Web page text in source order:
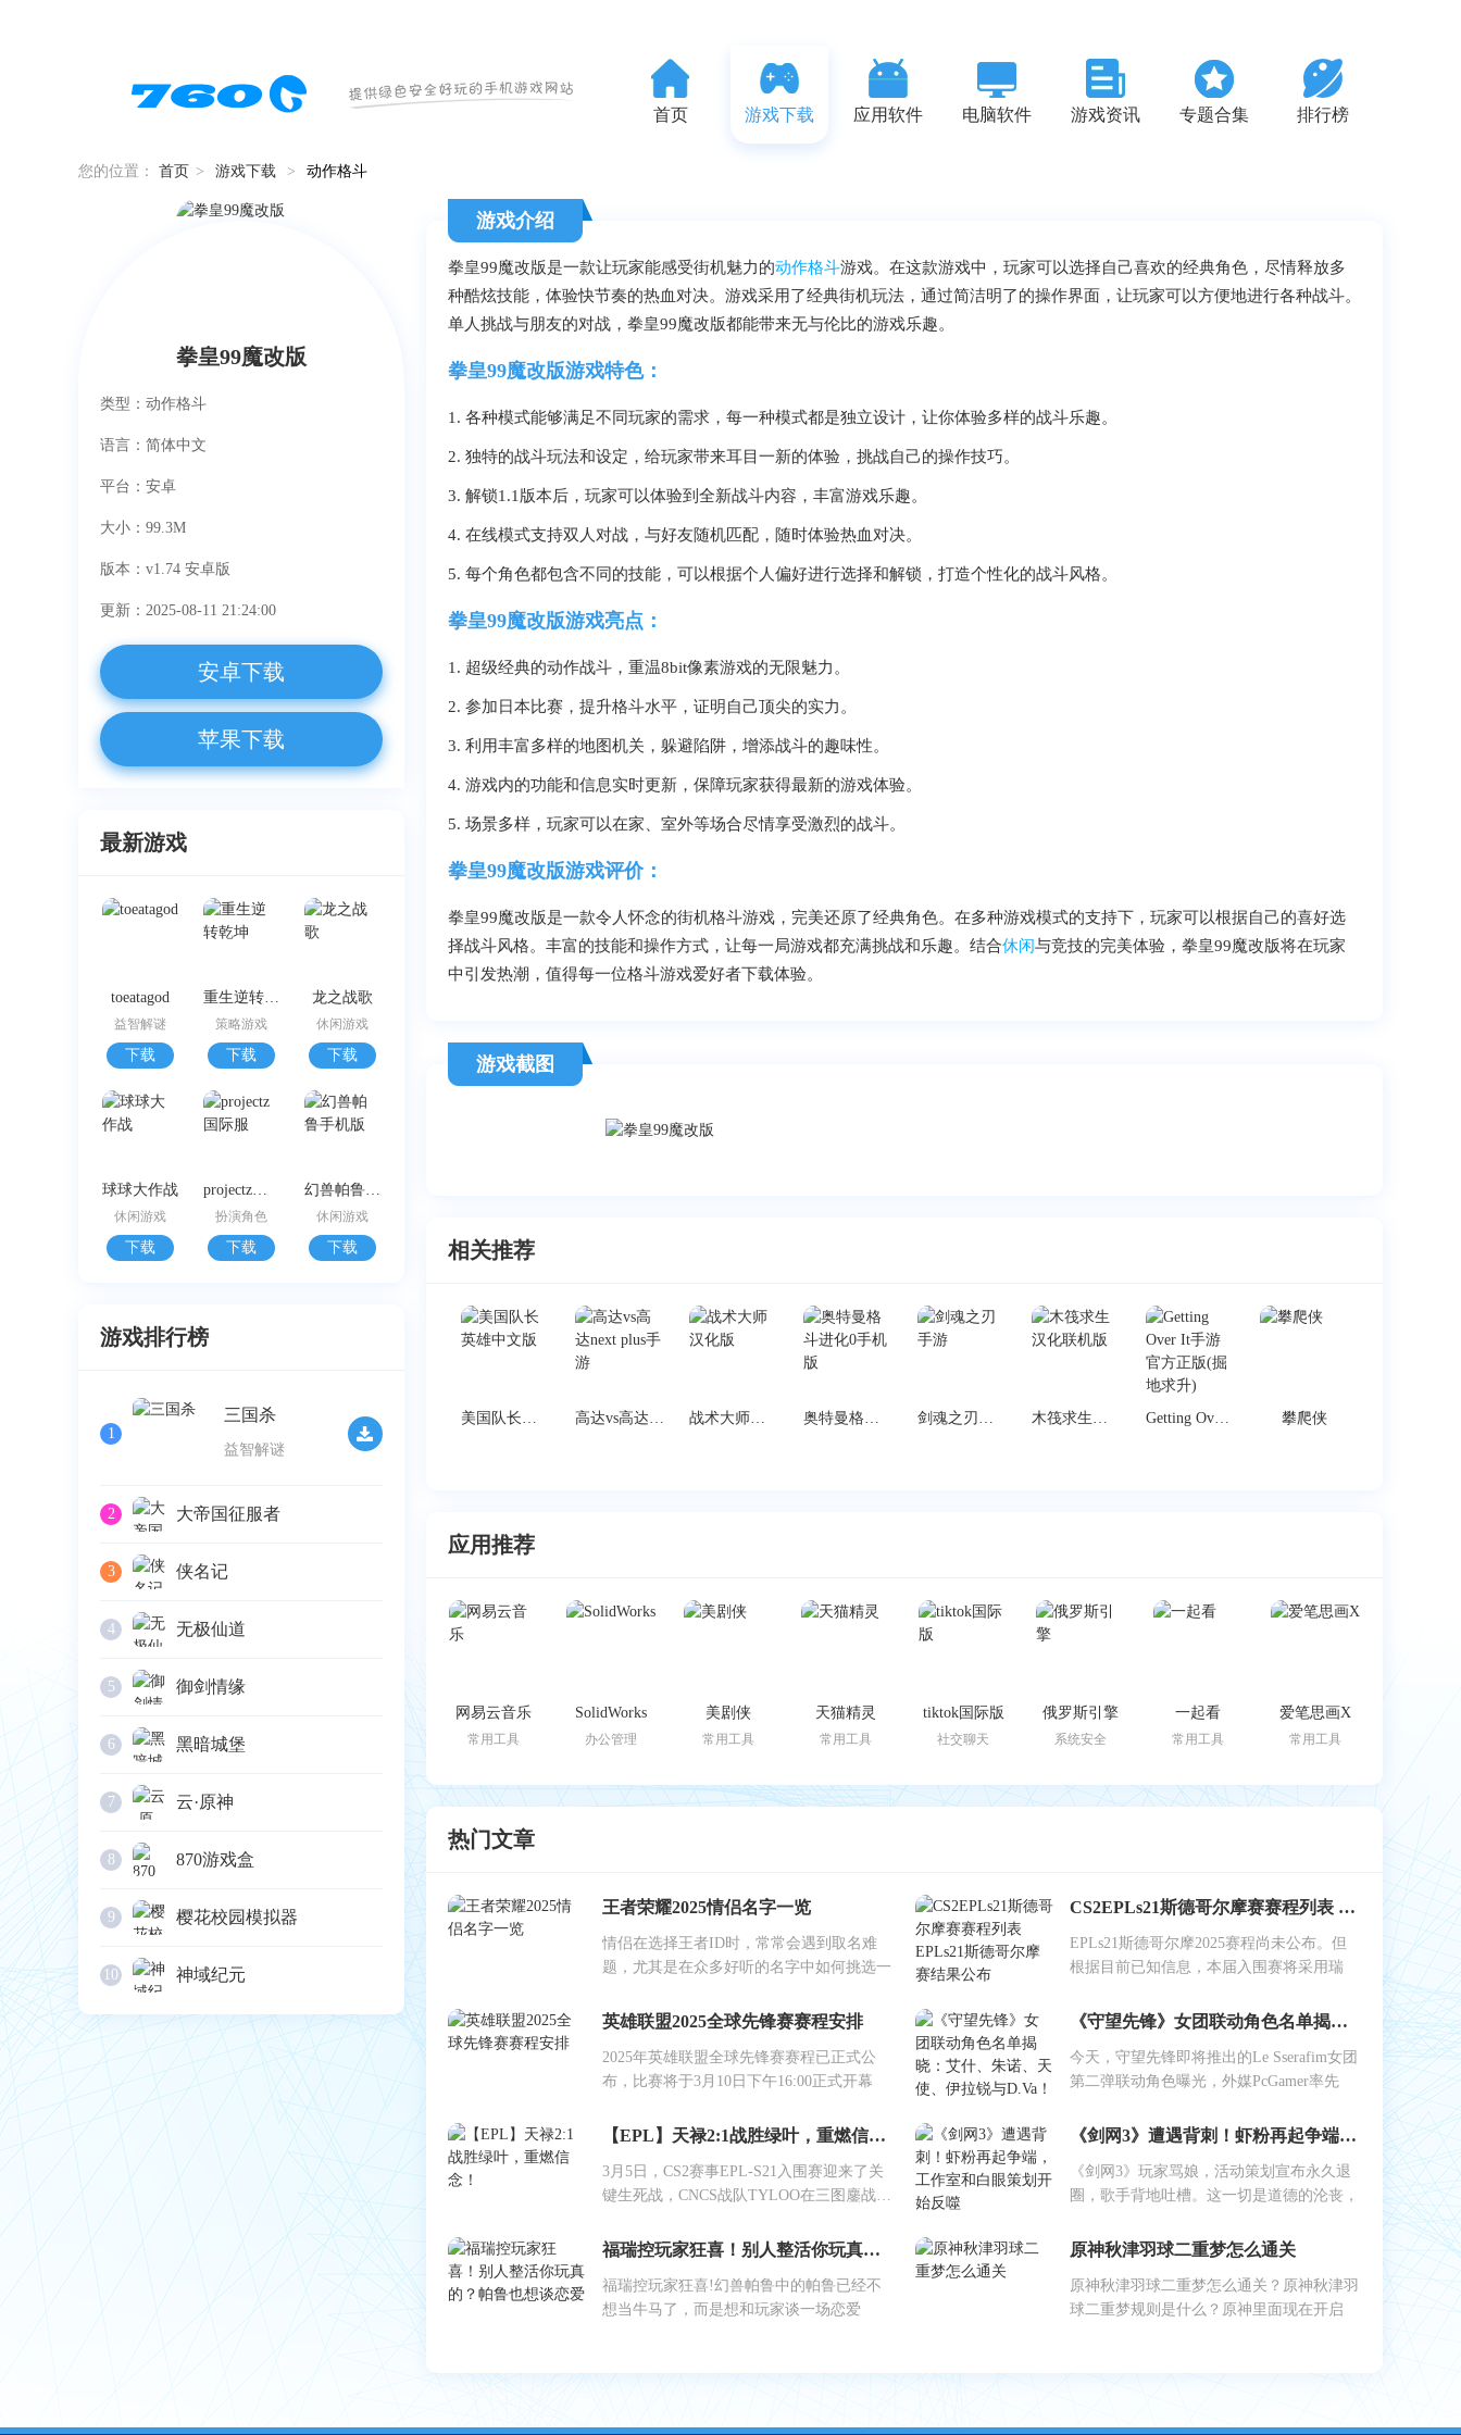
首页 游戏下载 应用软件 电脑软件 游戏资讯 专题合集 排行榜
您的位置： 首页 > 游戏下载 > 动作格斗
类型：动作格斗
语言：简体中文
平台：安卓
大小：99.3M
版本：v1.74 安卓版
更新：2025-08-11 21:24:00
安卓下载
苹果下载
最新游戏
toeatagod
益智解谜
下载
重生逆转乾坤
策略游戏
下载
龙之战歌
休闲游戏
下载
球球大作战
休闲游戏
下载
projectz国际服
扮演角色
下载
幻兽帕鲁手机版
休闲游戏
下载
游戏排行榜
1
三国杀
益智解谜
2 大帝国征服者
3 侠名记
4 无极仙道
5 御剑情缘
6 黑暗城堡
7 云·原神
8 870游戏盒
9 樱花校园模拟器
10 神域纪元
游戏介绍
拳皇99魔改版
拳皇99魔改版是一款让玩家能感受街机魅力的动作格斗游戏。在这款游戏中，玩家可以选择自己喜欢的经典角色，尽情释放多
种酷炫技能，体验快节奏的热血对决。游戏采用了经典街机玩法，通过简洁明了的操作界面，让玩家可以方便地进行各种战斗。
单人挑战与朋友的对战，拳皇99魔改版都能带来无与伦比的游戏乐趣。
拳皇99魔改版游戏特色：
1. 各种模式能够满足不同玩家的需求，每一种模式都是独立设计，让你体验多样的战斗乐趣。
2. 独特的战斗玩法和设定，给玩家带来耳目一新的体验，挑战自己的操作技巧。
3. 解锁1.1版本后，玩家可以体验到全新战斗内容，丰富游戏乐趣。
4. 在线模式支持双人对战，与好友随机匹配，随时体验热血对决。
5. 每个角色都包含不同的技能，可以根据个人偏好进行选择和解锁，打造个性化的战斗风格。
拳皇99魔改版游戏亮点：
1. 超级经典的动作战斗，重温8bit像素游戏的无限魅力。
2. 参加日本比赛，提升格斗水平，证明自己顶尖的实力。
3. 利用丰富多样的地图机关，躲避陷阱，增添战斗的趣味性。
4. 游戏内的功能和信息实时更新，保障玩家获得最新的游戏体验。
5. 场景多样，玩家可以在家、室外等场合尽情享受激烈的战斗。
拳皇99魔改版游戏评价：
拳皇99魔改版是一款令人怀念的街机格斗游戏，完美还原了经典角色。在多种游戏模式的支持下，玩家可以根据自己的喜好选
择战斗风格。丰富的技能和操作方式，让每一局游戏都充满挑战和乐趣。结合休闲与竞技的完美体验，拳皇99魔改版将在玩家
中引发热潮，值得每一位格斗游戏爱好者下载体验。
游戏截图
相关推荐
美国队长英雄中文版 高达vs高达next plus手游 战术大师汉化版 奥特曼格斗进化0手机版 剑魂之刃手游 木筏求生汉化联机版 Getting Over It手游官方正版(掘地求升) 攀爬侠
应用推荐
网易云音乐
常用工具
SolidWorks
办公管理
美剧侠
常用工具
天猫精灵
常用工具
tiktok国际版
社交聊天
俄罗斯引擎
系统安全
一起看
常用工具
爱笔思画X
常用工具
热门文章
王者荣耀2025情侣名字一览
情侣在选择王者ID时，常常会遇到取名难
题，尤其是在众多好听的名字中如何挑选一
CS2EPLs21斯德哥尔摩赛赛程列表 EPLs21斯德哥尔摩赛结果公布
EPLs21斯德哥尔摩2025赛程尚未公布。但
根据目前已知信息，本届入围赛将采用瑞
英雄联盟2025全球先锋赛赛程安排
2025年英雄联盟全球先锋赛赛程已正式公
布，比赛将于3月10日下午16:00正式开幕
《守望先锋》女团联动角色名单揭晓：艾什、朱诺、天使、伊拉锐与D.Va！
今天，守望先锋即将推出的Le Sserafim女团
第二弹联动角色曝光，外媒PcGamer率先
【EPL】天禄2:1战胜绿叶，重燃信念！
3月5日，CS2赛事EPL-S21入围赛迎来了关
键生死战，CNCS战队TYLOO在三图鏖战中
《剑网3》遭遇背刺！虾粉再起争端，工作室和白眼策划开始反噬
《剑网3》玩家骂娘，活动策划宣布永久退
圈，歌手背地吐槽。这一切是道德的沦丧，
福瑞控玩家狂喜！别人整活你玩真的？帕鲁也想谈恋爱
福瑞控玩家狂喜!幻兽帕鲁中的帕鲁已经不
想当牛马了，而是想和玩家谈一场恋爱
原神秋津羽球二重梦怎么通关
原神秋津羽球二重梦怎么通关？原神秋津羽
球二重梦规则是什么？原神里面现在开启